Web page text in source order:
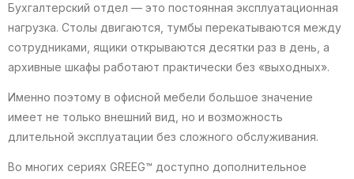
Бухгалтерский отдел — это постоянная эксплуатационная
нагрузка. Столы двигаются, тумбы перекатываются между
сотрудниками, ящики открываются десятки раз в день, а
архивные шкафы работают практически без «выходных».
Именно поэтому в офисной мебели большое значение
имеет не только внешний вид, но и возможность
длительной эксплуатации без сложного обслуживания.
Во многих сериях GREEG™ доступно дополнительное